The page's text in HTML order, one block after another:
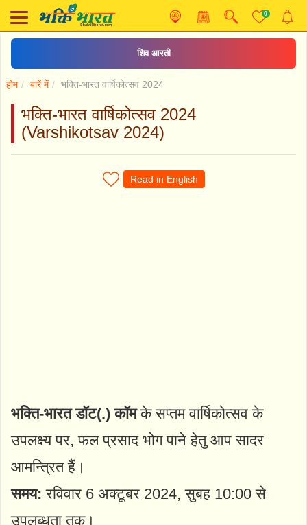
0
शिव आरती
होम बारें में भक्ति-भारत वार्षिकोत्सव 2024
भक्ति-भारत वार्षिकोत्सव 2024
(Varshikotsav 2024)
Read in English
भक्ति-भारत डॉट(.) कॉमके सप्तम वार्षिकोत्सव के
उपलक्ष्य पर, फल प्रसाद भोग पाने हेतु आप सादर
आमन्त्रित हैं।
समय:रविवार 6 अक्टूबर 2024, सुबह 10:00 से
उपलब्धता तक।